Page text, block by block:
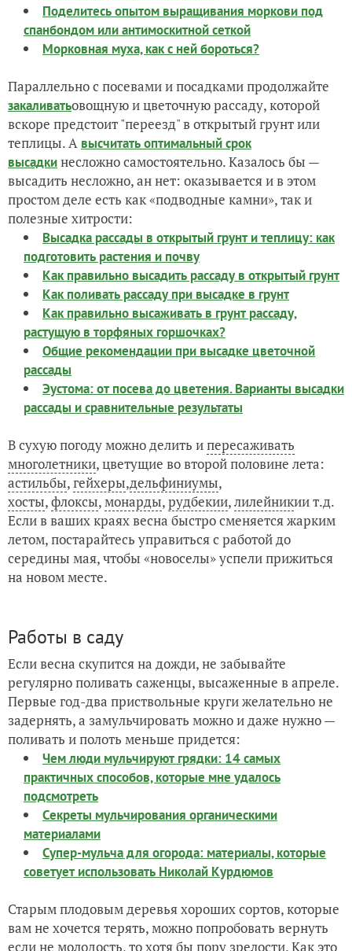
Поделитесь опытом выращивания моркови под
спанбондом или антимоскитной сеткой
Морковная муха, как с ней бороться?
Параллельно с посевами и посадкамипродолжайте
закаливатьовощную и цветочную рассаду, которой
вскоре предстоит "переезд"в открытый грунт или
теплицы. А высчитатьоптимальныйсрок
высадкинесложно самостоятельно. Казалось бы —
высадить несложно, ан нет: оказывается и в этом
простом деле есть как «подводные камни», так и
полезные хитрости:
Высадка рассады в открытый грунт и теплицу: как
подготовить растения и почву
Как правильно высадить рассаду в открытый грунт
Как поливать рассаду при высадке в грунт
Как правильно высаживать в грунт рассаду,
растущую в торфяных горшочках?
Общие рекомендации при высадке цветочной
рассады
Эустома: от посева до цветения. Варианты высадки
рассады и сравнительные результаты
В сухую погоду можно делить ипересаживать
многолетники, цветущие во второй половине лета:
астильбы,гейхеры,дельфиниумы,
хосты,флоксы,монарды,рудбекии,лилейникии т.д.
Если в ваших краях весна быстро сменяется жарким
летом, постарайтесь управиться с работой до
середины мая, чтобы «новоселы» успели прижиться
на новом месте.
Работы в саду
Если весна скупится на дожди, не забывайте
регулярно поливать саженцы, высаженные в апреле.
Первые год-два приствольные круги желательно не
задернять, а замульчировать можно и даже нужно —
поливать и полоть меньше придется:
Чем люди мульчируют грядки: 14 самых
практичных способов, которые мне удалось
подсмотреть
Секреты мульчирования органическими
материалами
Супер-мульча для огорода: материалы, которые
советует использовать Николай Курдюмов
Старым плодовым деревья хороших сортов, которые
вам не хочется терять, можно попробовать вернуть
если не молодость, то хотя бы пору зрелости. Как это